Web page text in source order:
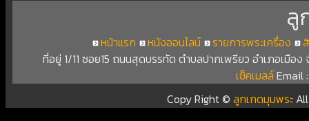
ลู
หน้าแรก หนังออนไลน์ รายการพระเครื่อง
ที่อยู่ 1/11 ซอย15 ถนนสุดบรรทัด ตำบลปากเพรียว อำเภอเมือ
เช็คเมลล์Email
Copy Right ©ลูกเกดมุมพระ